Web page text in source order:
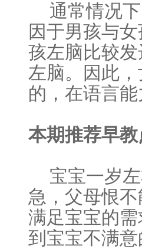
通常情况
因于男孩与
孩左脑比较
左脑。因此
的，在语言
本期推荐早
宝宝一岁
急，父母恨
满足宝宝的
到宝宝不满